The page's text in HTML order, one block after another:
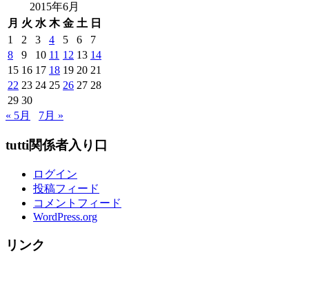
者
様
ご
紹
介
↓
～
2015年6月
月 火 水 木 金 土 日
1
2 3 4 5 6
7
8
9 10 11 12 13 14
15 16 17 18 19 20 21
22 23 24 25 26 27 28
29 30
« 5月
7月 »
tutti関係者入り口
ログイン
投稿フィード
コメントフィード
WordPress.org
リンク